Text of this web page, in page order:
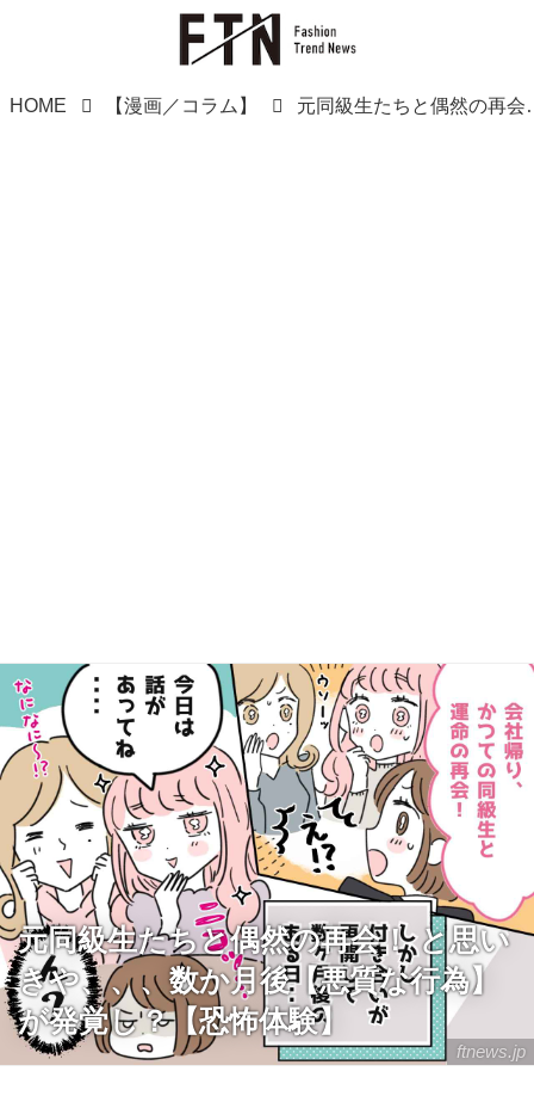
HOME 【漫画／コラム】 元同級生たちと偶然
ftnews.jp
元同級生たちと偶然の再会！ と思い
きや、、、数か月後【悪質な行為】
が発覚し？【恐怖体験】